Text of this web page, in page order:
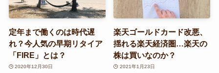
定年まで働くのは時代遅
れ？今人気の早期リタイア
「FIRE」とは？
2020年12月30日
楽天ゴールドカード改悪、
揺れる楽天経済圏…楽天の
株は買いなのか？
2021年1月23日